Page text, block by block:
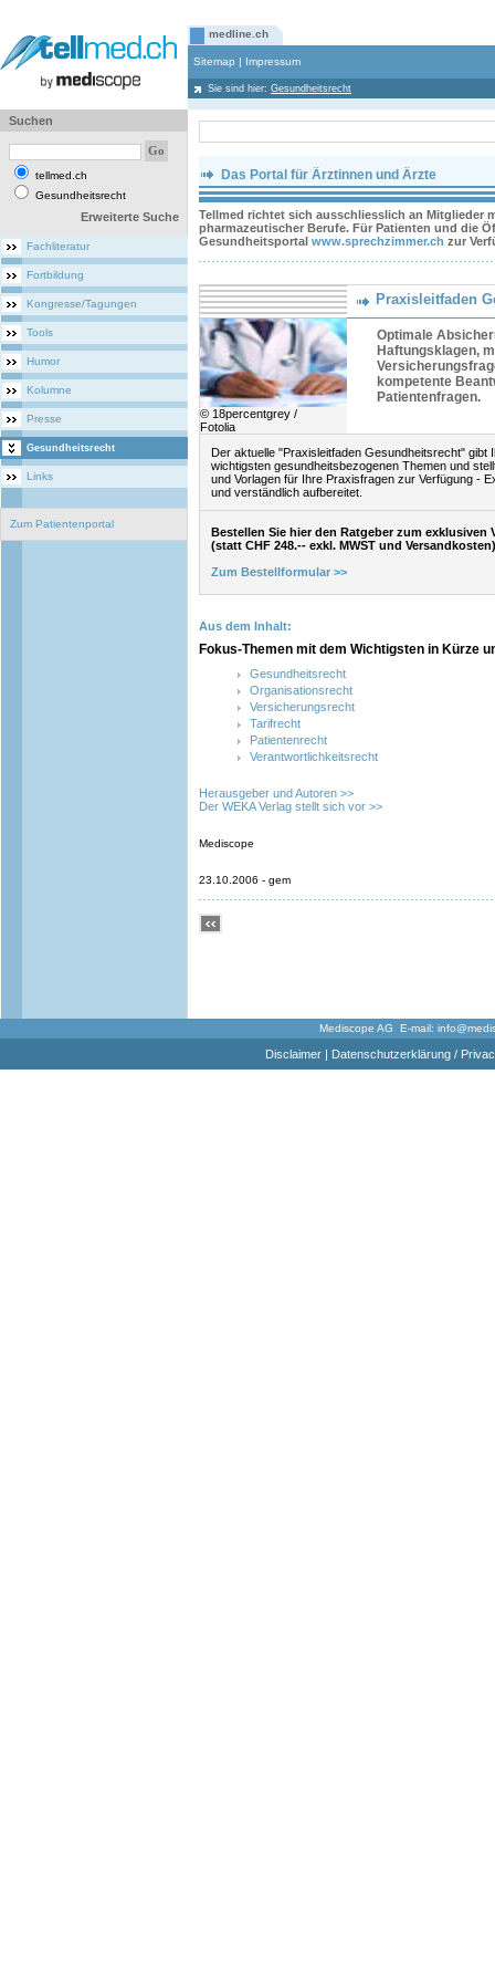
medline.ch
Sitemap | Impressum
Sie sind hier: Gesundheitsrecht
Suchen
tellmed.ch
Gesundheitsrecht
Erweiterte Suche
Fachliteratur
Fortbildung
Kongresse/Tagungen
Tools
Humor
Kolumne
Presse
Gesundheitsrecht
Links
Zum Patientenportal
Das Portal für Ärztinnen und Ärzte
Tellmed richtet sich ausschliesslich an Mitglieder
pharmazeutischer Berufe. Für Patienten und die
Gesundheitsportal www.sprechzimmer.ch zur
© 18percentgrey /
Fotolia
Praxisleitfaden
Optimale
Haftungsklagen,
kompetente
Patientenfragen.
Der aktuelle "Praxisleitfaden Gesundheitsrecht" gibt
wichtigsten gesundheitsbezogenen Themen und
und Vorlagen für Ihre Praxisfragen zur Verfügung -
und verständlich aufbereitet.
Bestellen Sie hier den Ratgeber zum exklusiven
(statt CHF 248.-- exkl. MWST und Versandkosten)
Zum Bestellformular >>
Aus dem Inhalt:
Fokus-Themen mit dem Wichtigsten in Kürze
Gesundheitsrecht
Organisationsrecht
Versicherungsrecht
Tarifrecht
Patientenrecht
Verantwortlichkeitsrecht
Herausgeber und Autoren >>
Der WEKA Verlag stellt sich vor >>
Mediscope
23.10.2006 - gem
Mediscope AG E-mail:
Disclaimer| Datenschutzerklärung /